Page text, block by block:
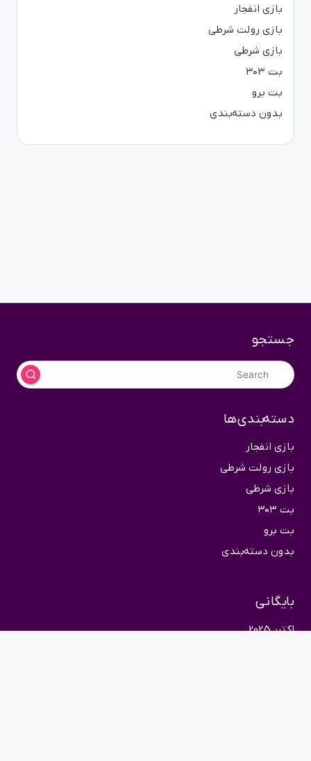
بازی انفجار
بازی رولت شرطی
بازی شرطی
بت ۳۰۳
بت برو
بدون دسته‌بندی
جستجو
دسته‌بندی‌ها
بازی انفجار
بازی رولت شرطی
بازی شرطی
بت ۳۰۳
بت برو
بدون دسته‌بندی
بایگانی
اکتبر 2025